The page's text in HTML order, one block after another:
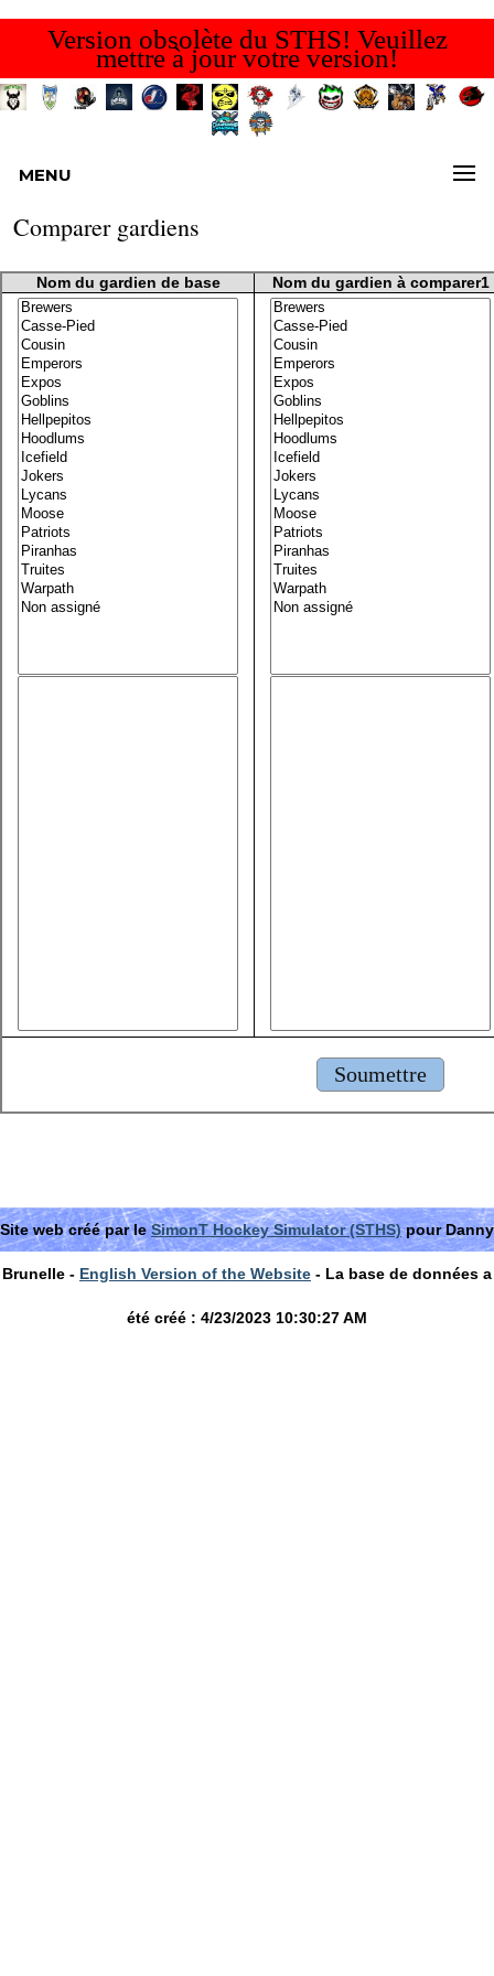
Version obsolète du STHS! Veuillez
mettre à jour votre version!
MENU
Comparer gardiens
Nom du gardien de base Nom du gardien à comparer1
Site web créé par leSimonT Hockey Simulator (STHS)pour Danny
Brunelle - English Version of the Website - La base de données a
été créé : 4/23/2023 10:30:27 AM